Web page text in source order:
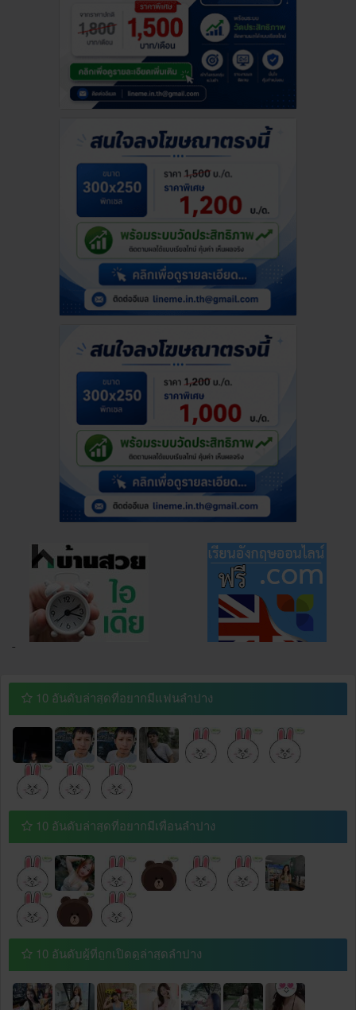
¯
10 อันดับล่าสุดที่อยากมีแฟนลำปาง
10 อันดับล่าสุดที่อยากมีเพื่อนลำปาง
10 อันดับผู้ที่ถูกเปิดดูล่าสุดลำปาง